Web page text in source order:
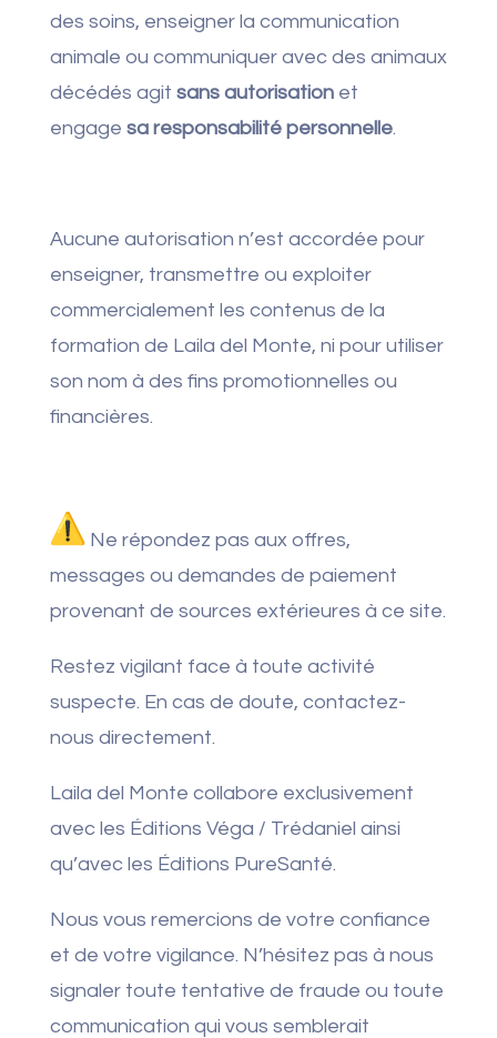
des soins, enseigner la communication
animale ou communiquer avec des animaux
décédés agit sans autorisationet
engage sa responsabilité personnelle.
Aucune autorisation n’est accordée pour
enseigner, transmettre ou exploiter
commercialement les contenus de la
formation de Laila del Monte, ni pour utiliser
son nom à des fins promotionnelles ou
financières.
Ne répondez pas aux offres,
messages ou demandes de paiement
provenant de sources extérieures à ce site.
Restez vigilant face à toute activité
suspecte. En cas de doute, contactez-
nous directement.
Laila del Monte collabore exclusivement
avec les Éditions Véga / Trédaniel ainsi
qu’avec les Éditions PureSanté.
Nous vous remercions de votre confiance
et de votre vigilance. N’hésitez pas à nous
signaler toute tentative de fraude ou toute
communication qui vous semblerait